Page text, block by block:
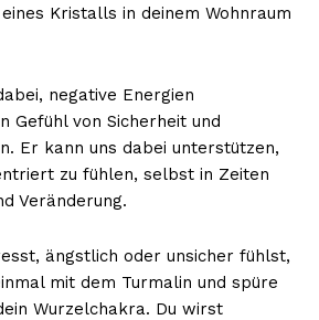
Kristalls in deinem Wohnraum
negative Energien
Gefühl von Sicherheit und
Er kann uns dabei unterstützen,
zu fühlen, selbst in Zeiten
Veränderung.
ängstlich oder unsicher fühlst,
mit dem Turmalin und spüre
Wurzelchakra. Du wirst